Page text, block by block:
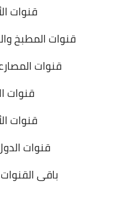
قنوات
قنوات المطبخ
قنوات
قنوات
قنوات
قنوات
باقى